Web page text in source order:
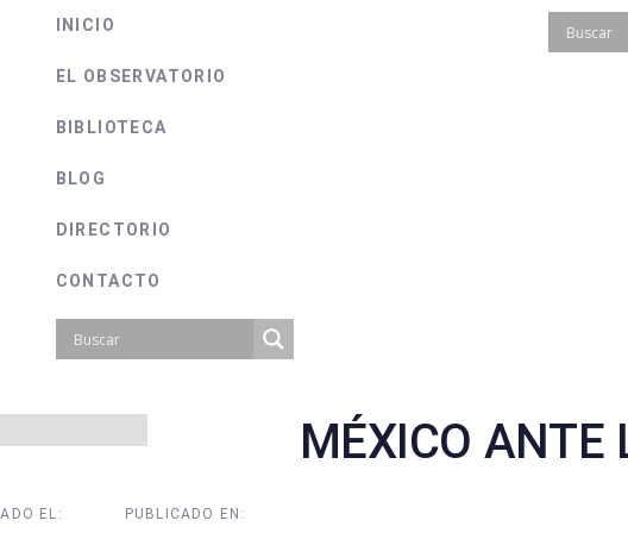
INICIO
EL OBSERVATORIO
BIBLIOTECA
BLOG
DIRECTORIO
CONTACTO
MÉXICO ANTE
EL: PUBLICADO EN: